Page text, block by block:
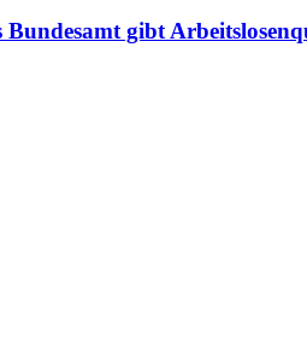
Bundesamt gibt